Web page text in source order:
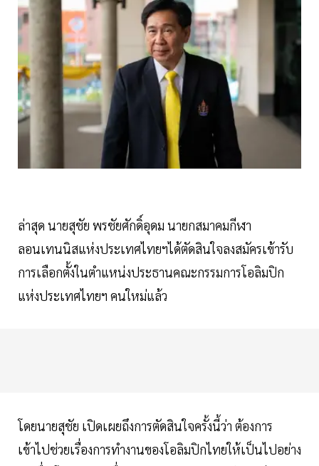
ล่าสุด นายสุชัย พรชัยศักดิ์อุดม นายกสมาคมกีฬา
ลอนเทนนิสแห่งประเทศไทยฯได้ตัดสินใจลงสมัครเข้ารับ
การเลือกตั้งในตำแหน่งประธานคณะกรรมการโอลิมปิก
แห่งประเทศไทยฯ คนใหม่แล้ว
โดยนายสุชัย เปิดเผยถึงการตัดสินใจครั้งนี้ว่า ต้องการ
เข้าไปช่วยเรื่องการทำงานของโอลิมปิกไทยให้เป็นไปอย่าง